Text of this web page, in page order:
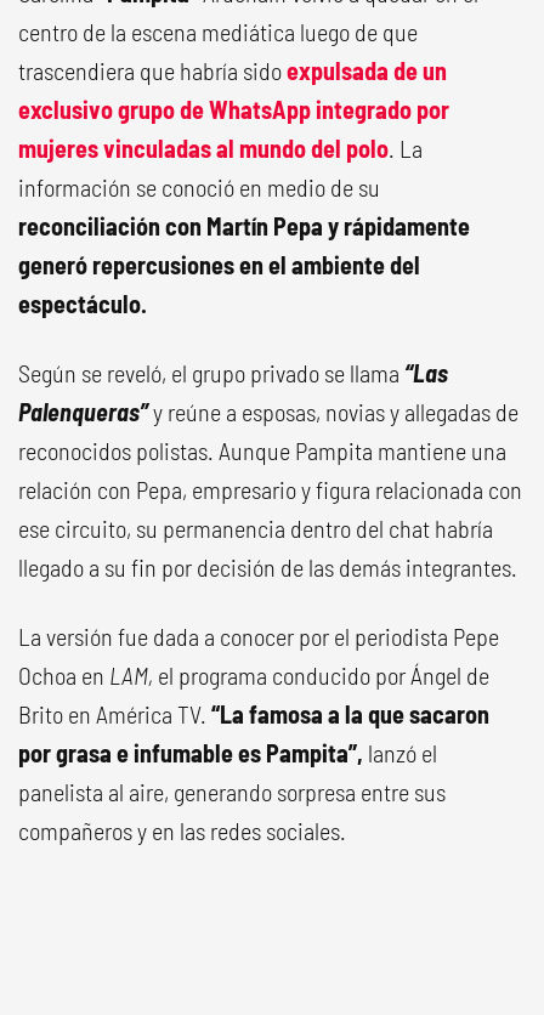
centro de la escena mediática luego de que
trascendiera que habría sidoexpulsada de un
exclusivo grupo de WhatsApp integrado por
mujeres vinculadas al mundo del polo. La
información se conoció en medio de su
reconciliación con Martín Pepa y rápidamente
generó repercusiones en el ambiente del
espectáculo.
Según se reveló, el grupo privado se llama “Las
Palenqueras”y reúne a esposas, novias y allegadas de
reconocidos polistas. Aunque Pampita mantiene una
relación con Pepa, empresario y figura relacionada con
ese circuito, su permanencia dentro del chat habría
llegado a su fin por decisión de las demás integrantes.
La versión fue dada a conocer por el periodista Pepe
Ochoa en LAM, el programa conducido por Ángel de
Brito en América TV. “La famosa a la que sacaron
por grasa e infumable es Pampita”, lanzó el
panelista al aire, generando sorpresa entre sus
compañeros y en las redes sociales.